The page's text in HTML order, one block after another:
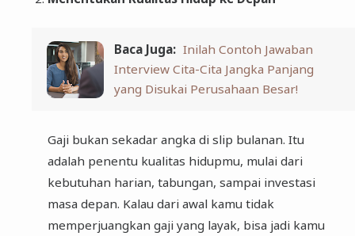
Baca Juga: Inilah Contoh Jawaban
Interview Cita-Cita Jangka Panjang
yang Disukai Perusahaan Besar!
Gaji bukan sekadar angka di slip bulanan. Itu
adalah penentu kualitas hidupmu, mulai dari
kebutuhan harian, tabungan, sampai investasi
masa depan. Kalau dari awal kamu tidak
memperjuangkan gaji yang layak, bisa jadi kamu